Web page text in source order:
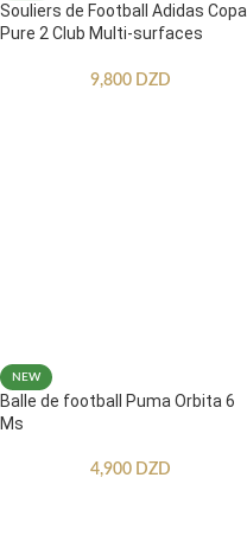
Souliers de Football Adidas Copa
Pure 2 Club Multi-surfaces
9,800 DZD
NEW
Balle de football Puma Orbita 6
Ms
4,900 DZD